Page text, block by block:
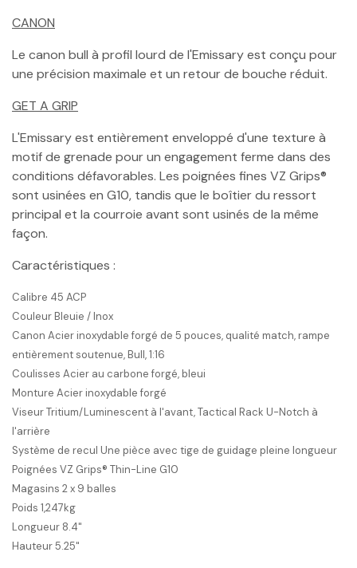
CANON
Le canon bull à profil lourd de l'Emissary est conçu pour
une précision maximale et un retour de bouche réduit.
GET A GRIP
L'Emissary est entièrement enveloppé d'une texture à
motif de grenade pour un engagement ferme dans des
conditions défavorables. Les poignées fines VZ Grips®
sont usinées en G10, tandis que le boîtier du ressort
principal et la courroie avant sont usinés de la même
façon.
Caractéristiques :
Calibre 45 ACP
Couleur Bleuie / Inox
Canon Acier inoxydable forgé de 5 pouces, qualité match, rampe
entièrement soutenue, Bull, 1:16
Coulisses Acier au carbone forgé, bleui
Monture Acier inoxydable forgé
Viseur Tritium/Luminescent à l'avant, Tactical Rack U-Notch à
l'arrière
Système de recul Une pièce avec tige de guidage pleine longueur
Poignées VZ Grips® Thin-Line G10
Magasins 2 x 9 balles
Poids 1,247kg
Longueur 8.4"
Hauteur 5.25"